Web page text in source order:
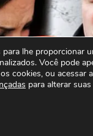
lhe proporcionar
Você pode
cookies, ou acessar
para alterar
Banner